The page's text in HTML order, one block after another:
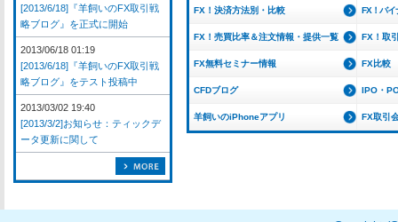
FX！決済方法別・比較 FX！バイ
FX！売買比率＆注文情報・提供一覧 FX！取
FX無料セミナー情報 FX比較
CFDブログ IPO・
羊飼いのiPhoneアプリ FX取引
[2013/6/18]『羊飼いのFX取引戦
略ブログ』を正式に開始
2013/06/18 01:19
[2013/6/18]『羊飼いのFX取引戦
略ブログ』をテスト投稿中
2013/03/02 19:40
[2013/3/2]お知らせ：ティックデ
ータ更新に関して